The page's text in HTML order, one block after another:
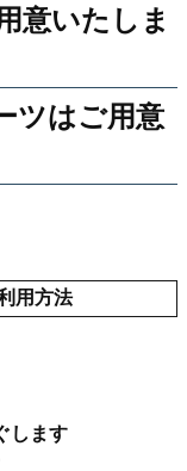
意いたしま
ツはご用意
用方法
します